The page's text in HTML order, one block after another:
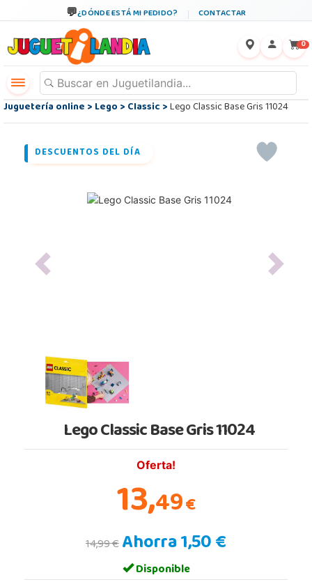
¿DÓNDE ESTÁ MI PEDIDO? CONTACTAR
0
Juguetería online>Lego>Classic>Lego Classic Base Gris 11024
DESCUENTOS DEL DÍA
Previous Next
Lego Classic Base Gris 11024
Oferta!
13,49€
14,99 €Ahorra 1,50 €
Disponible